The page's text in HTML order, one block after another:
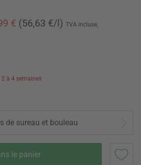
€ (56,63 €/l) TVA incluse,
2 à 4 semaines
de sureau et bouleau
le panier